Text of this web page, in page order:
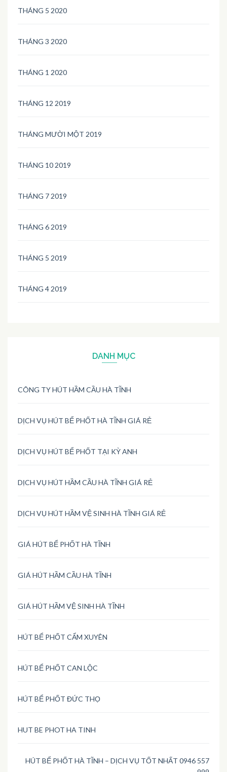
THÁNG 5 2020
THÁNG 3 2020
THÁNG 1 2020
THÁNG 12 2019
THÁNG MƯỜI MỘT 2019
THÁNG 10 2019
THÁNG 7 2019
THÁNG 6 2019
THÁNG 5 2019
THÁNG 4 2019
DANH MỤC
CÔNG TY HÚT HẦM CẦU HÀ TĨNH
DỊCH VỤ HÚT BỂ PHỐT HÀ TĨNH GIÁ RẺ
DỊCH VỤ HÚT BỂ PHỐT TẠI KỲ ANH
DỊCH VỤ HÚT HẦM CẦU HÀ TĨNH GIÁ RẺ
DỊCH VỤ HÚT HẦM VỆ SINH HÀ TĨNH GIÁ RẺ
GIÁ HÚT BỂ PHỐT HÀ TĨNH
GIÁ HÚT HẦM CẦU HÀ TĨNH
GIÁ HÚT HẦM VỆ SINH HÀ TĨNH
HÚT BỂ PHỐT CẨM XUYÊN
HÚT BỂ PHỐT CAN LỘC
HÚT BỂ PHỐT ĐỨC THỌ
HUT BE PHOT HA TINH
HÚT BỂ PHỐT HÀ TĨNH – DỊCH VỤ TỐT NHẤT 0946 557